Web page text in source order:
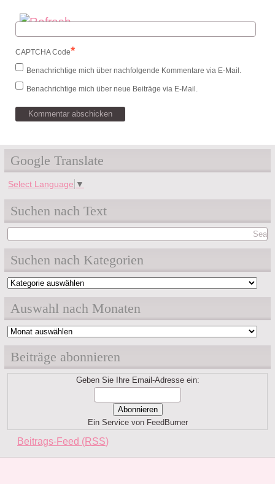
CAPTCHA Code*
Benachrichtige mich über nachfolgende Kommentare via E-Mail.
Benachrichtige mich über neue Beiträge via E-Mail.
Google Translate
Select Language ▼
Suchen nach Text
Suchen nach Kategorien
Suchen
Kategorien
Auswahl nach Monaten
Auswahl
Monaten
Beiträge abonnieren
Geben Sie Ihre Email-Adresse ein:
Ein Service von FeedBurner
Beitrags-Feed (RSS)